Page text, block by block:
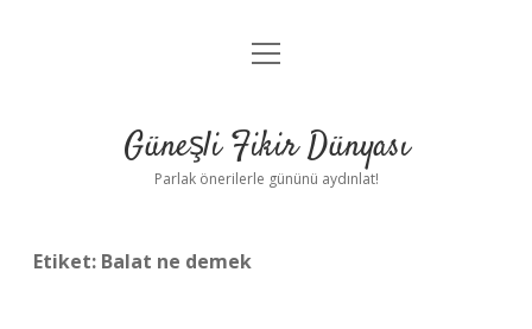
Anasayfa
Yasal Uyarı
menüyü
Güneşli Fikir Dünyası
Parlak önerilerle gününü aydınlat!
Etiket: Balat ne demek